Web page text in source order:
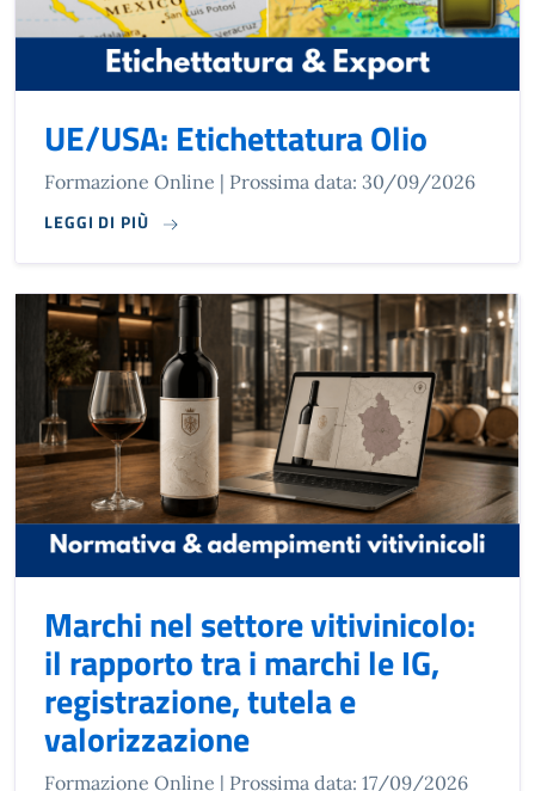
UE/USA: Etichettatura Olio
Formazione Online | Prossima data: 30/09/2026
LEGGI DI PIÙ
Marchi nel settore vitivinicolo:
il rapporto tra i marchi le IG,
registrazione, tutela e
valorizzazione
Formazione Online | Prossima data: 17/09/2026